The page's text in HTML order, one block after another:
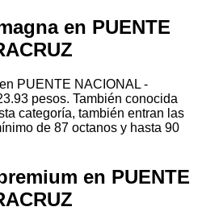
en PUENTE
PUENTE NACIONAL -
pesos. También conocida
categoría, también entran las
de 87 octanos y hasta 90
en PUENTE